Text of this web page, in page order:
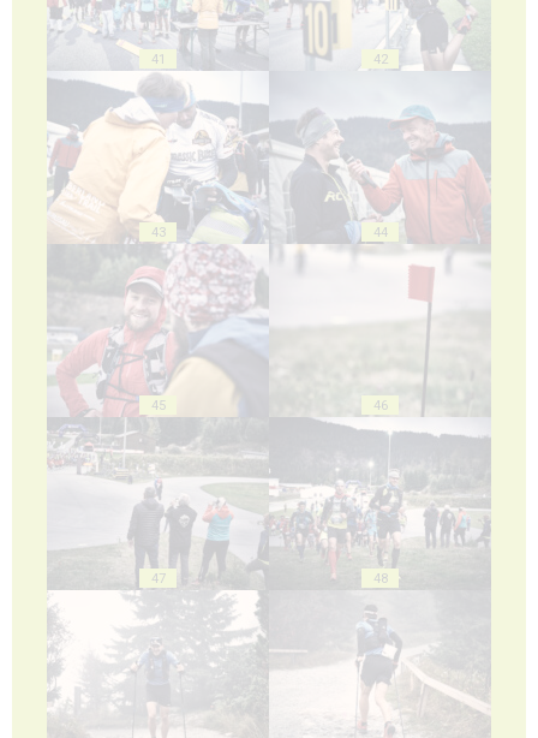
41 42
43 44
45 46
47 48